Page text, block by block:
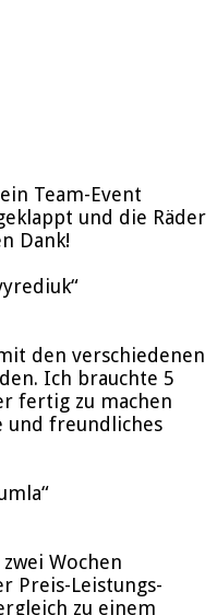
Team-Event
und die Räder
Dank!
den verschiedenen
Ich brauchte 5
fertig zu machen
und freundliches
Wochen
Preis-Leistungs-
zu einem